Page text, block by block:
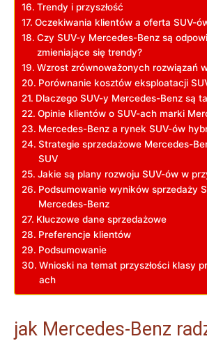
Trendy i przyszłość
Oczekiwania klientów a oferta SUV-
Czy SUV-y Mercedes-Benz są
zmieniające się trendy?
Wzrost zrównoważonych rozwiązań
Porównanie kosztów eksploatacji
Dlaczego SUV-y Mercedes-Benz są
Opinie klientów o SUV-ach marki
Mercedes-Benz a rynek SUV-ów
Strategie sprzedażowe Mercedes-
SUV
Jakie są plany rozwoju SUV-ów w
Podsumowanie wyników sprzedaży
Mercedes-Benz
Kluczowe dane sprzedażowe
Preferencje klientów
Podsumowanie
Wnioski na temat przyszłości klasy
ach
jak Mercedes-Benz